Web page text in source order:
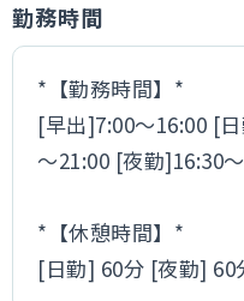
勤務時間
*【勤務時間】*
[早出]7:00～16:00 [
～21:00 [夜勤]16:30
*【休憩時間】*
[日勤] 60分 [夜勤] 60